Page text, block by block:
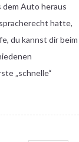
dem Auto heraus
hatte,
du kannst dir beim
„schnelle“